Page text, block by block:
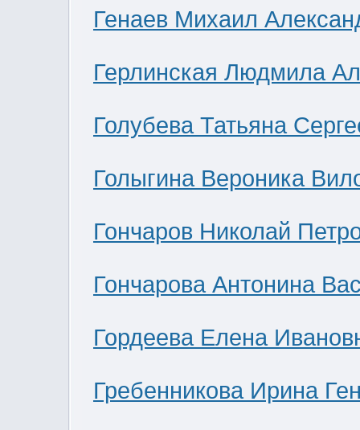
Генаев Михаил
Герлинская Людмила
Голубева Татьяна
Голыгина Вероника
Гончаров Николай
Гончарова Антонина
Гордеева Елена
Гребенникова Ирина